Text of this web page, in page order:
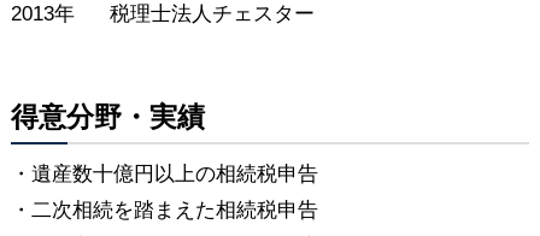
2013年
税理士法人チェスター
得意分野・実績
・遺産数十億円以上の相続税申告
・二次相続を踏まえた相続税申告